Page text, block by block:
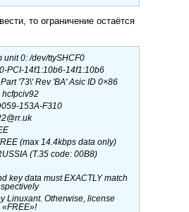
то ограничение остаётся
unit 0: /dev/ttySHCF0
PCI-14f1:10b6-14f1:10b6
'73\′ Rev 'BA' Asic ID 0×86
hcfpciv92
153A-F310
(max 14.4kbps data only)
(T.35 code: 00B8)
key data must EXACTLY match
Linuxant. Otherwise, license
«FREE»!